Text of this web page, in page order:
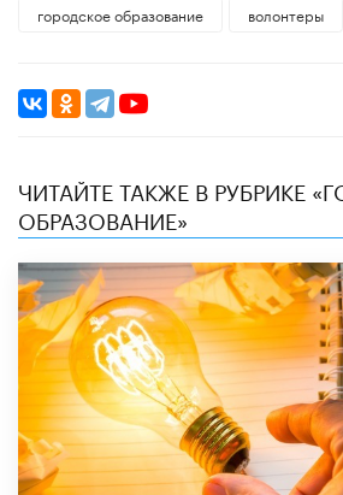
городское образование
волонтеры
ЧИТАЙТЕ ТАКЖЕ В РУБРИКЕ
ОБРАЗОВАНИЕ»